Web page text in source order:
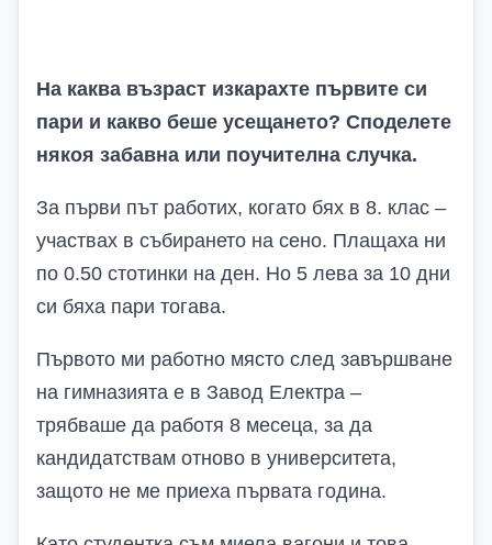
На каква възраст изкарахте първите си
пари и какво беше усещането? Споделете
някоя забавна или поучителна случка.
За първи път работих, когато бях в 8. клас –
участвах в събирането на сено. Плащаха ни
по 0.50 стотинки на ден. Но 5 лева за 10 дни
си бяха пари тогава.
Първото ми работно място след завършване
на гимназията е в Завод Електра –
трябваше да работя 8 месеца, за да
кандидатствам отново в университета,
защото не ме приеха първата година.